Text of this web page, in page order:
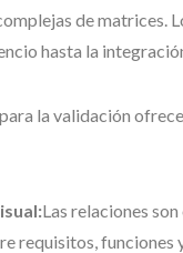
de matrices.
hasta la
la validación
Las relaciones
requisitos, funciones